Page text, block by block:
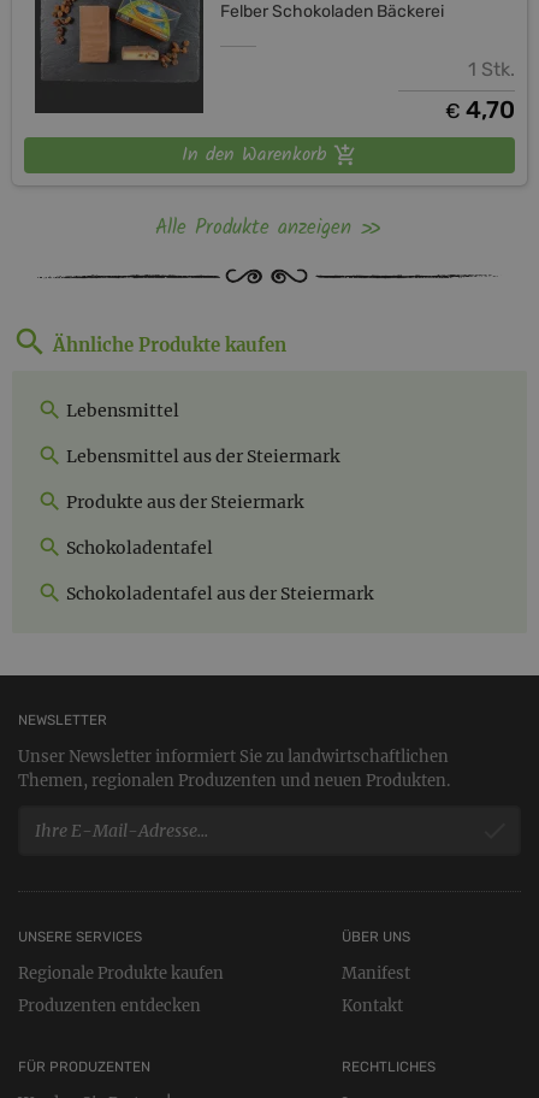
Felber Schokoladen Bäckerei
1 Stk.
€ 4,70
In den Warenkorb
Alle Produkte anzeigen
Ähnliche Produkte kaufen
Lebensmittel
Lebensmittel aus der Steiermark
Produkte aus der Steiermark
Schokoladentafel
Schokoladentafel aus der Steiermark
NEWSLETTER
Unser Newsletter informiert Sie zu landwirtschaftlichen
Themen, regionalen Produzenten und neuen Produkten.
UNSERE SERVICES
Regionale Produkte kaufen
Produzenten entdecken
FÜR PRODUZENTEN RECHTLICHES
ÜBER UNS
Manifest
Kontakt